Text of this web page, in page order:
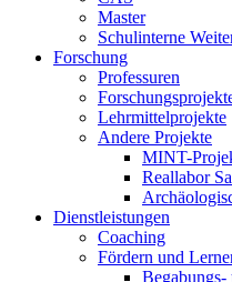
Master
Schulinterne
Forschung
Professuren
Lehrmittelprojekte
Andere Projekte
MINT-
Reallabor
Dienstleistungen
Coaching
Fördern und
Begabungs-